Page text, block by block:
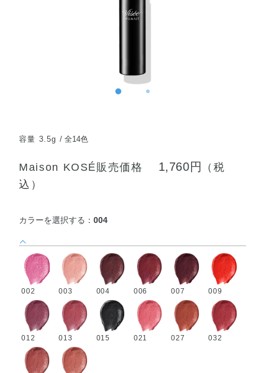
容量 3.5g 全14色
Maison KOSÉ販売価格 1,760円
（税
込）
カラーを選択する：004
002 003 004 006 007 009
012 013 015 021 027 032